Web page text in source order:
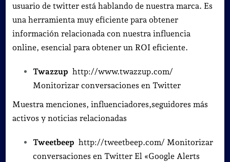
usuario de twitter está hablando de nuestra marca. Es
una herramienta muy eficiente para obtener
información relacionada con nuestra influencia
online, esencial para obtener un ROI eficiente.
Twazzup http://www.twazzup.com/
Monitorizar conversaciones en Twitter
Muestra menciones, influenciadores,seguidores más
activos y noticias relacionadas
Tweetbeep http://tweetbeep.com/ Monitorizar
conversaciones en Twitter El «Google Alerts